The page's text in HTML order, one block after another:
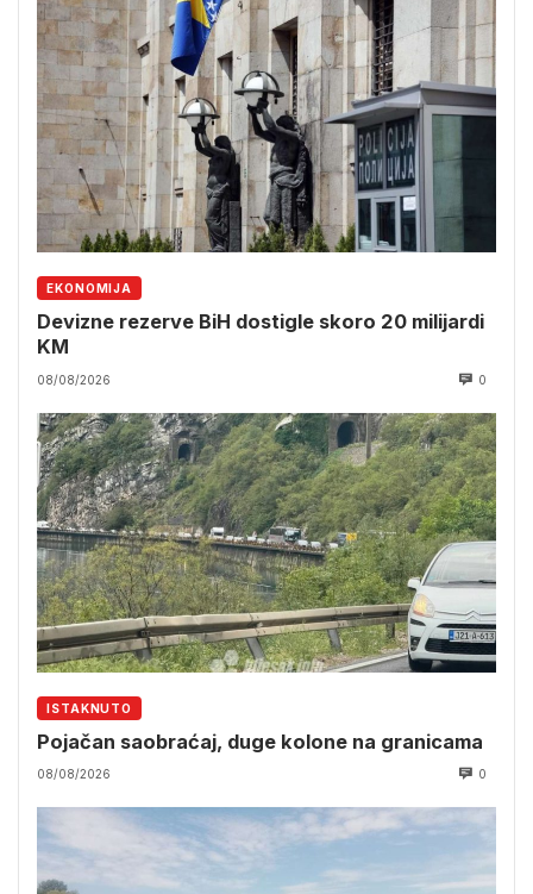
EKONOMIJA
Devizne rezerve BiH dostigle skoro 20 milijardi
KM
08/08/2026 0
ISTAKNUTO
Pojačan saobraćaj, duge kolone na granicama
08/08/2026 0